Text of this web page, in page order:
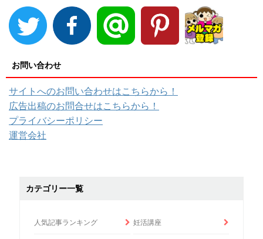
お問い合わせ
サイトへのお問い合わせはこちらから！
広告出稿のお問合せはこちらから！
プライバシーポリシー
運営会社
カテゴリー一覧
人気記事ランキング 妊活講座